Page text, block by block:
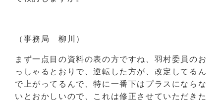
（事務局 柳川）
まず一点目の資料の表の方ですね、羽村委員のお
っしゃるとおりで、逆転した方が、改定してるん
で上がってるんで、特に一番下はプラスにならな
いとおかしいので、これは修正させていただきた